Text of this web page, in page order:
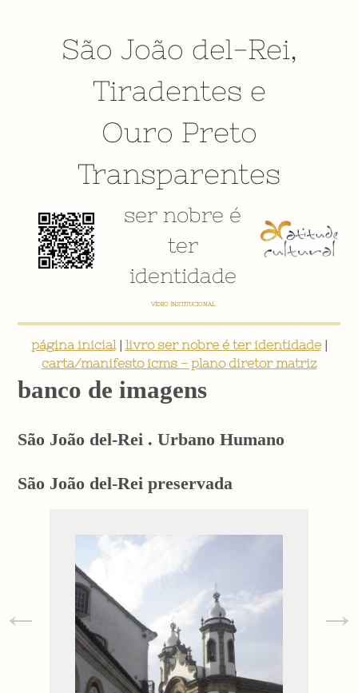
São João del-Rei,
Tiradentes e
Ouro Preto
Transparentes
ser nobre é
ter
identidade
VÍDEO INSTITUCIONAL
página inicial| livro ser nobre é ter identidade|
carta/manifesto icms - plano diretor matriz
banco de imagens
São João del-Rei . Urbano Humano
São João del-Rei preservada
← →